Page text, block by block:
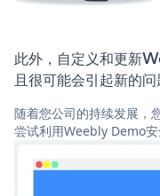
此外，自定义和更新
且很可能会引起新的问
随着您公司的持续发展，
尝试利用Weebly Demo安